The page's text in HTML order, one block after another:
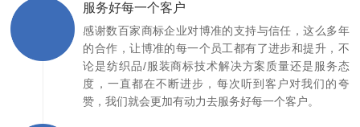
服务好每一个客户
感谢数百家商标企业对博准的支持与信任，这么多年
的合作，让博准的每一个员工都有了进步和提升，不
论是纺织品/服装商标技术解决方案质量还是服务态
度，一直都在不断进步，每次听到客户对我们的夸
赞，我们就会更加有动力去服务好每一个客户。